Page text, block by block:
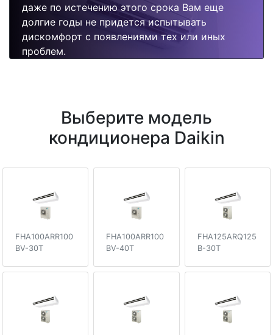
даже по истечению этого срока Вам еще
долгие годы не придется испытывать
дискомфорт с появлениями тех или иных
проблем.
Выберите модель
кондиционера Daikin
FHA100ARR100
BV-30T
FHA100ARR100
BV-40T
FHA125ARQ125
B-30T